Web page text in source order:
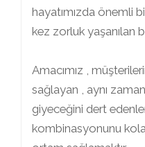
hayatımızda önemli
kez zorluk yaşanılan
Amacımız ,
sağlayan , aynı
giyeceğini dert
kombinasyonunu